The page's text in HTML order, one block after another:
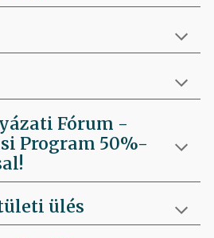
Fórum -
Program 50%-
ülés